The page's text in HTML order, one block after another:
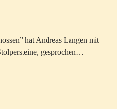
hat Andreas Langen mit
gesprochen…